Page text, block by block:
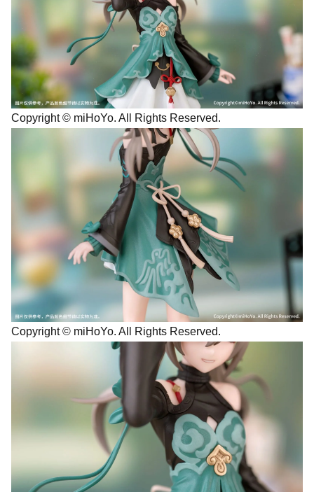
Copyright © miHoYo. All Rights Reserved.
Copyright © miHoYo. All Rights Reserved.